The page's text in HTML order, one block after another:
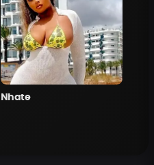
Nhate